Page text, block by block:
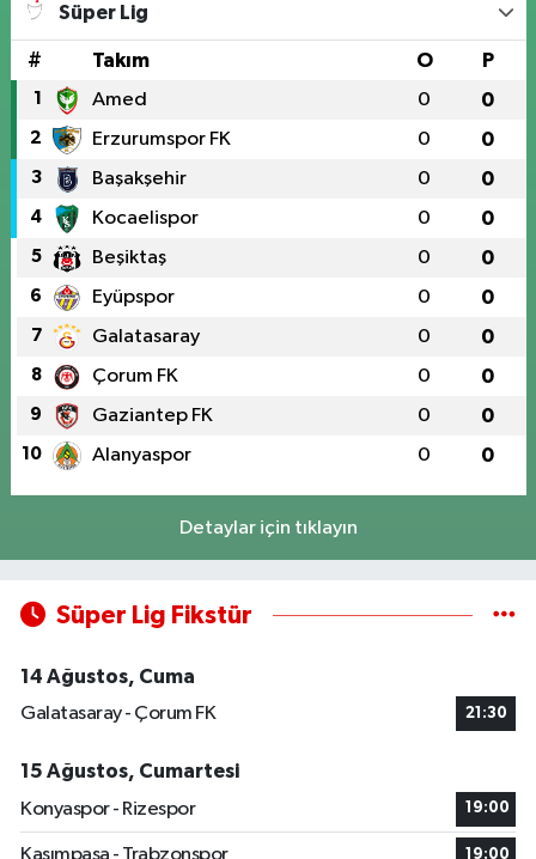
Süper Lig
# Takım O P
1 Amed 0 0
2 Erzurumspor FK 0 0
3 Başakşehir 0 0
4 Kocaelispor 0 0
5 Beşiktaş 0 0
6 Eyüpspor 0 0
7 Galatasaray 0 0
8 Çorum FK 0 0
9 Gaziantep FK 0 0
10 Alanyaspor 0 0
Detaylar için tıklayın
Süper Lig Fikstür
14 Ağustos, Cuma
Galatasaray - Çorum FK
21:30
15 Ağustos, Cumartesi
Konyaspor - Rizespor
19:00
19:00